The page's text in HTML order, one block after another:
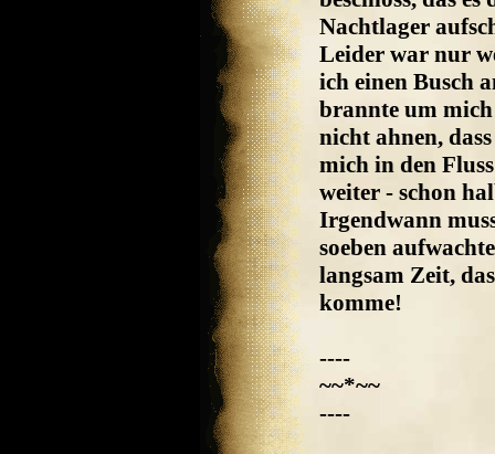
Nachtlager
Leider war nur
ich einen Busch
brannte um mich
nicht ahnen,
mich in den
weiter - schon
Irgendwann
soeben
langsam Zeit,
komme!
----
~~*~~
----